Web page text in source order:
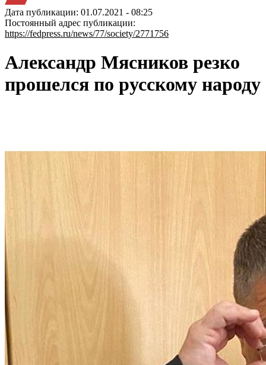
Дата публикации: 01.07.2021 - 08:25
Постоянный адрес публикации:
https://fedpress.ru/news/77/society/2771756
Александр Мясников резко
прошелся по русскому народу